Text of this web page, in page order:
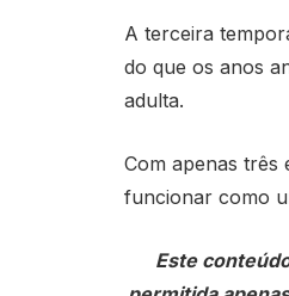
A terceira
do que os anos
adulta.
Com apenas três
funcionar como
Este